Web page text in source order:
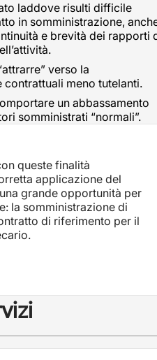
laddove risulti difficile
in somministrazione,
e brevità dei rapporti
verso la
meno tutelanti.
un abbassamento
somministrati “normali”.
queste finalità
applicazione del
grande opportunità per
la somministrazione di
di riferimento per il